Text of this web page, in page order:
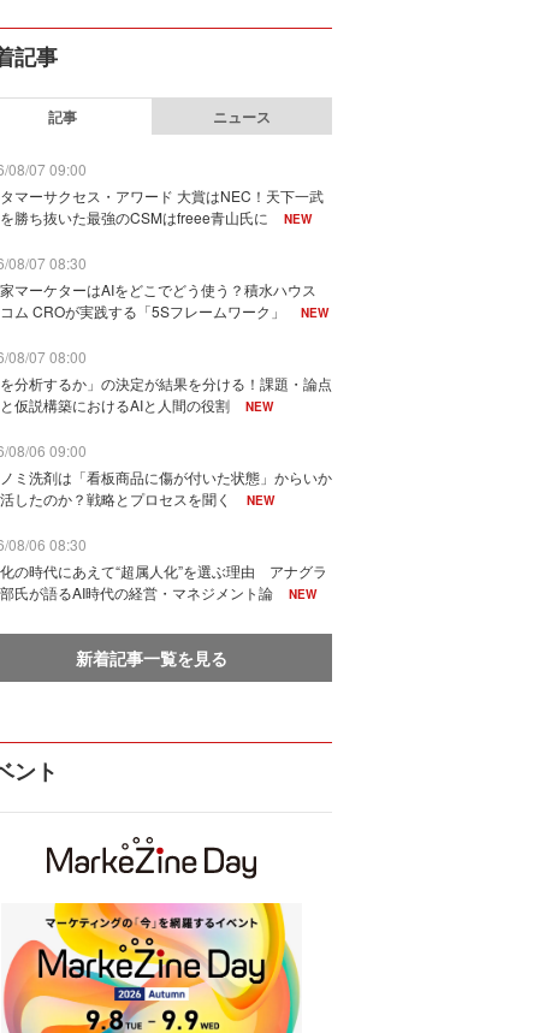
記事
記事 ニュース
08/07 09:00
マーサクセス・アワード 大賞はNEC！天下一武
勝ち抜いた最強のCSMはfreee青山氏に
NEW
08/07 08:30
マーケターはAIをどこでどう使う？積水ハウス
ム CROが実践する「5Sフレームワーク」
NEW
08/07 08:00
分析するか」の決定が結果を分ける！課題・論点
仮説構築におけるAIと人間の役割
NEW
08/06 09:00
ミ洗剤は「看板商品に傷が付いた状態」からいか
したのか？戦略とプロセスを聞く
NEW
08/06 08:30
の時代にあえて“超属人化”を選ぶ理由 アナグラ
氏が語るAI時代の経営・マネジメント論
NEW
新着記事一覧を見る
ント